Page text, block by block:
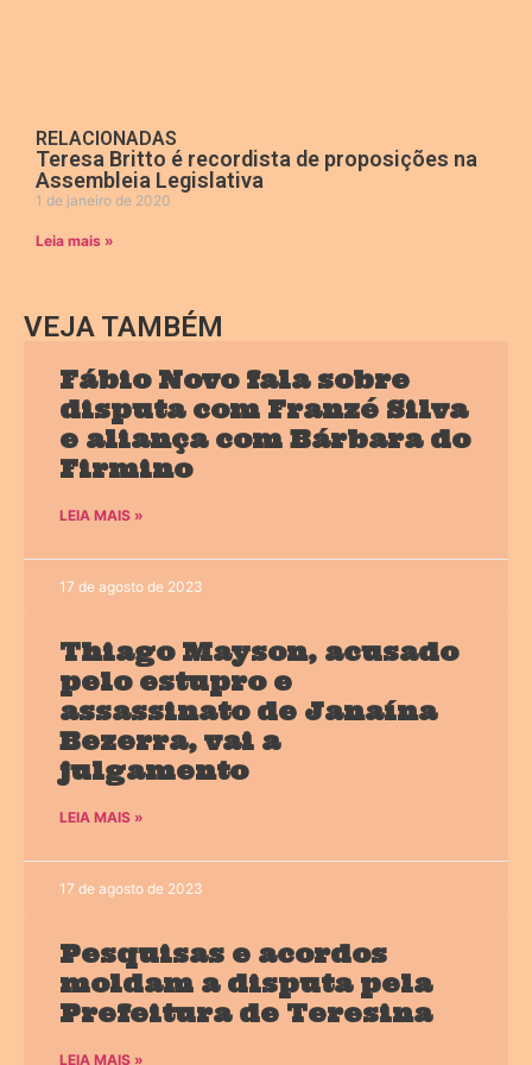
RELACIONADAS
Teresa Britto é recordista de proposições na
Assembleia Legislativa
1 de janeiro de 2020
Leia mais »
VEJA TAMBÉM
Fábio Novo fala sobre
disputa com Franzé Silva
e aliança com Bárbara do
Firmino
LEIA MAIS »
17 de agosto de 2023
Thiago Mayson, acusado
pelo estupro e
assassinato de Janaína
Bezerra, vai a
julgamento
LEIA MAIS »
17 de agosto de 2023
Pesquisas e acordos
moldam a disputa pela
Prefeitura de Teresina
LEIA MAIS »